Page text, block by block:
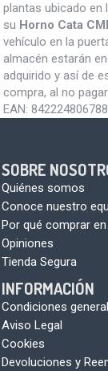
plantas ubicado en
su Horno Cata
vehículo en la
almacén estarán
adquirido y así de
compra, al no
EAN:
SOBRE
Quiénes somos
Conoce nuestro
Por qué comprar
Opiniones
Tienda Segura
INFORMACIÓN
Condiciones
Aviso Legal
Cookies
Devoluciones y